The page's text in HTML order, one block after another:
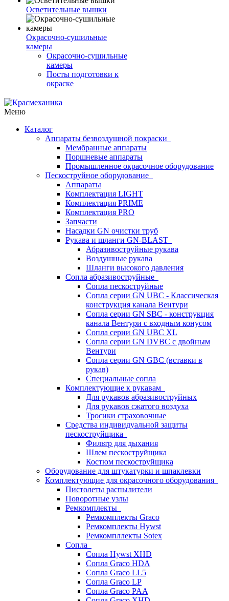
Осветительные вышки
Окрасочно-сушильные
камеры
Окрасочно-сушильные
камеры
Посты подготовки к
окраске
Меню
Каталог
Аппараты безвоздушной покраски
Мембранные аппараты
Поршневые аппараты
Промышленное окрасочное оборудование
Пескоструйное оборудование
Аппараты
Комплектация LIGHT
Комплектация PRIME
Комплектация PRO
Запчасти
Насадки GN очистки труб
Рукава и шланги GN-BLAST
Абразивоструйные рукава
Воздушные рукава
Шланги высокого давления
Сопла абразивоструйные
Сопла пескоструйные
Сопла серии GN UBC - Классическая
конструкция канала Вентури
Сопла серии GN SBC - конструкция
канала Вентури c входным конусом
Сопла серии GN UBC XL
Сопла серии GN DVBC с двойным
Вентури
Сопла серии GN GBC (вставки в
рукав)
Специальные сопла
Комплектующие к рукавам
Для рукавов абразивоструйных
Для рукавов сжатого воздуха
Тросики страховочные
Средства индивидуальной защиты
пескоструйщика
Фильтр для дыхания
Шлем пескоструйщика
Костюм пескоструйщика
Оборудование для штукатурки и шпаклевки
Комплектующие для окрасочного оборудования
Пистолеты распылители
Поворотные узлы
Ремкомплекты
Ремкомплекты Graco
Ремкомплекты Hywst
Ремкомпллекты Sotex
Сопла
Сопла Hywst XHD
Сопла Graco HDA
Сопла Graco LL5
Сопла Graco LP
Сопла Graco PAA